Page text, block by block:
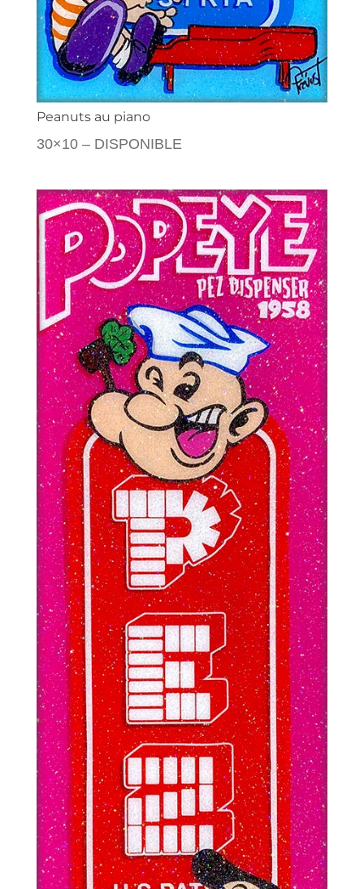
Peanuts au piano
30×10 – DISPONIBLE